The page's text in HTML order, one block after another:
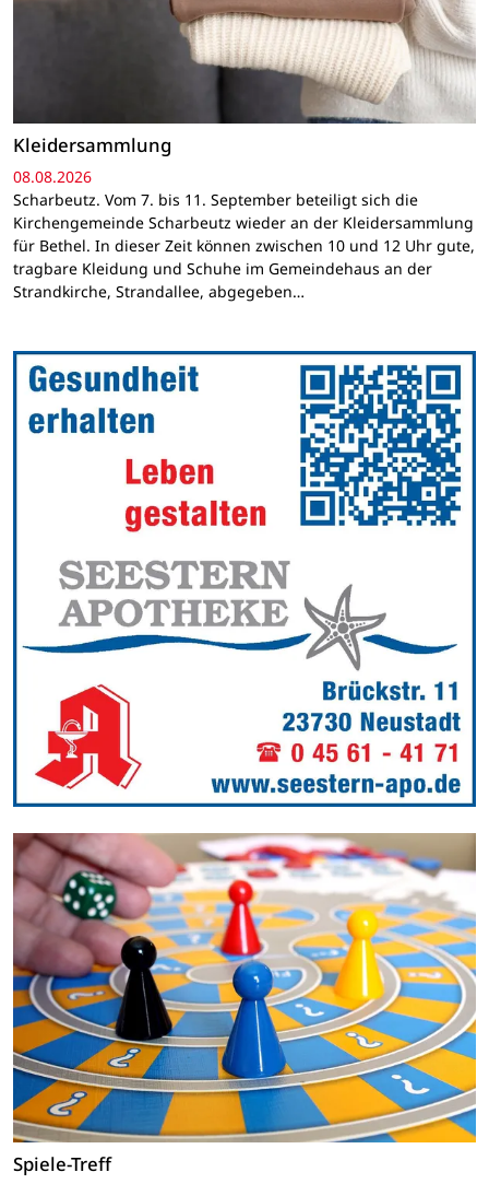
Kleidersammlung
08.08.2026
Scharbeutz. Vom 7. bis 11. September beteiligt sich die
Kirchengemeinde Scharbeutz wieder an der Kleidersammlung
für Bethel. In dieser Zeit können zwischen 10 und 12 Uhr gute,
tragbare Kleidung und Schuhe im Gemeindehaus an der
Strandkirche, Strandallee, abgegeben…
Spiele-Treff